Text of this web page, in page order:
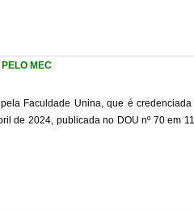
MEC
Faculdade Unina, que é
de 2024, publicada no DOU nº 70 em